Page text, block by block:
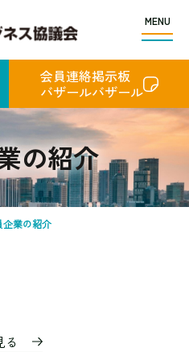
MENU
会員連絡掲示板
バザールバザール
の紹介
企業の紹介
る